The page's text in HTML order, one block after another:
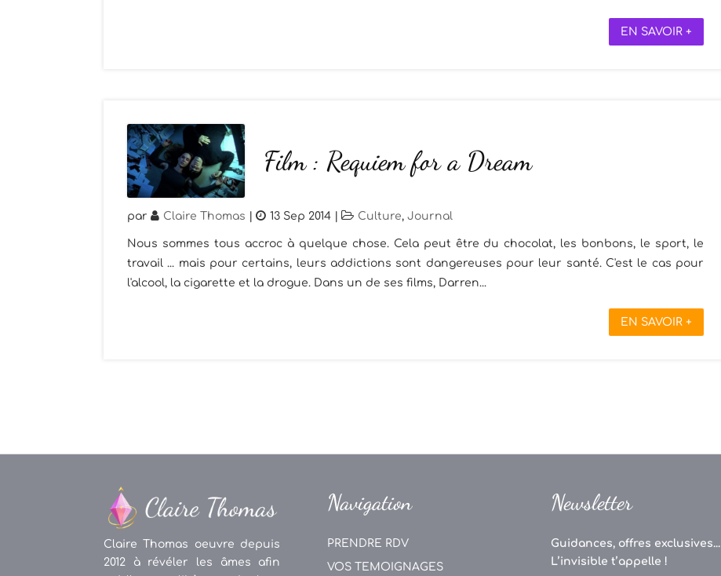
EN SAVOIR +
Film : Requiem for a Dream
par Claire Thomas 13 Sep 2014 Culture, Journal
Nous sommes tous accroc à quelque chose. Cela peut être du chocolat, les bonbons, le sport, le
travail ... mais pour certains, leurs addictions sont dangereuses pour leur santé. C'est le cas pour
l'alcool, la cigarette et la drogue. Dans un de ses films, Darren...
EN SAVOIR +
Claire Thomas oeuvre depuis
2012 à révéler les âmes afin
Navigation
PRENDRE RDV
VOS TEMOIGNAGES
Newsletter
Guidances, offres exclusives...
L’invisible t’appelle !